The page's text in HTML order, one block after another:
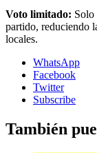
Voto limitado: Solo
partido, reduciendo
locales.
WhatsApp
Facebook
Twitter
Subscribe
También